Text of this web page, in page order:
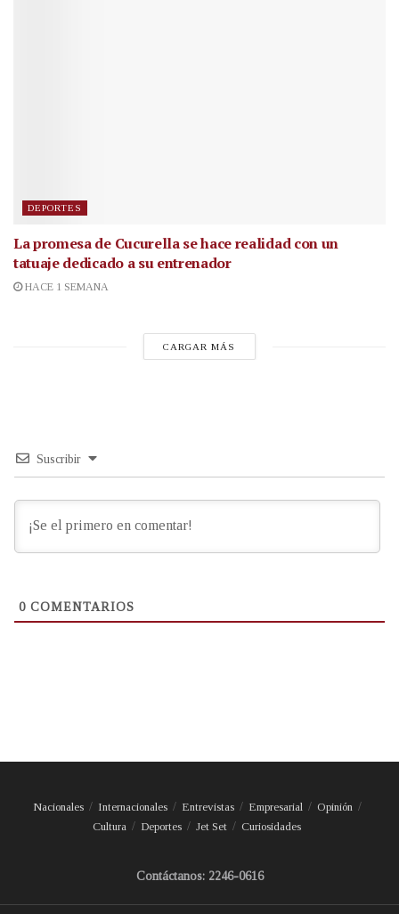
DEPORTES
La promesa de Cucurella se hace realidad con un
tatuaje dedicado a su entrenador
HACE 1 SEMANA
CARGAR MÁS
Suscribir
0 COMENTARIOS
Nacionales Internacionales Entrevistas Empresarial
Opinión
Cultura
Deportes Jet Set Curiosidades
Contáctanos: 2246-0616